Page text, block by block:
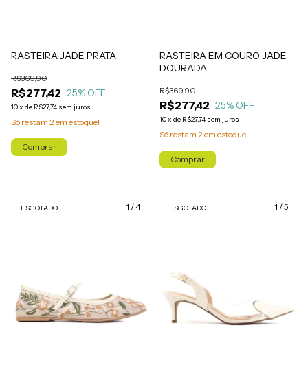
RASTEIRA JADE PRATA
R$277,42
R$369,90
25% OFF
10x de R$27,74 sem juros
Só restam 2 em estoque!
Comprar
RASTEIRA EM COURO JADE
DOURADA
R$277,42
R$369,90
25% OFF
10x de R$27,74 sem juros
Só restam 2 em estoque!
Comprar
1 /4
ESGOTADO 1 /5
ESGOTADO